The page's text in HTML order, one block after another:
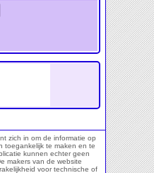
zich in om de informatie op
toegankelijk te maken en te
kunnen echter geen
makers van de website
voor technische of